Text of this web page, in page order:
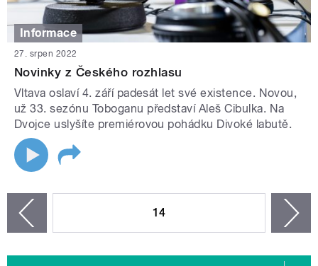
Informace
27. srpen 2022
Novinky z Českého rozhlasu
Vltava oslaví 4. září padesát let své existence. Novou,
už 33. sezónu Toboganu představí Aleš Cibulka. Na
Dvojce uslyšíte premiérovou pohádku Divoké labutě.
14